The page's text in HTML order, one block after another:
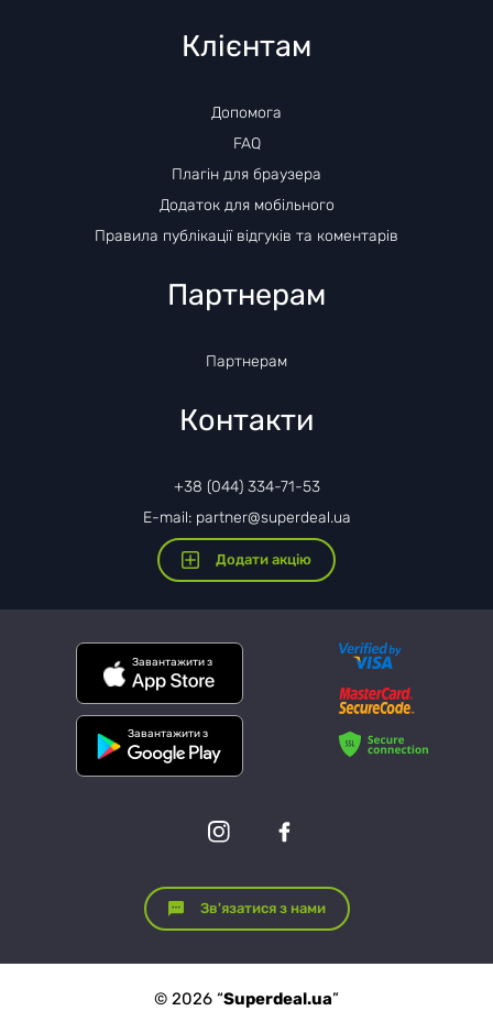
Клієнтам
Допомога
FAQ
Плагін для браузера
Додаток для мобільного
Правила публікації відгуків та коментарів
Партнерам
Партнерам
Контакти
+38 (044) 334-71-53
E-mail: partner@superdeal.ua
Додати акцію
Завантажити з
Завантажити з
Зв'язатися з нами
© 2026 “Superdeal.ua”